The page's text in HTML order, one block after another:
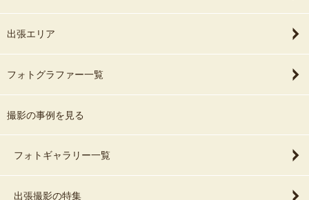
出張エリア
フォトグラファー一覧
撮影の事例を見る
フォトギャラリー一覧
出張撮影の特集